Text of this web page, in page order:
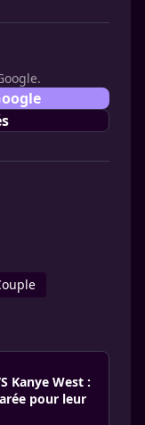
Kanye West :
pour leur